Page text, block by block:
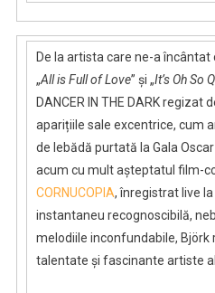
De la artista care ne-a
„All is Full of Love” și „It’s Oh So
DANCER IN THE DARK regizat
aparițiile sale excentrice, cum
de lebădă purtată la Gala
acum cu mult așteptatul film-
CORNUCOPIA, înregistrat live
instantaneu recognoscibilă,
melodiile inconfundabile, Björk
talentate și fascinante artiste